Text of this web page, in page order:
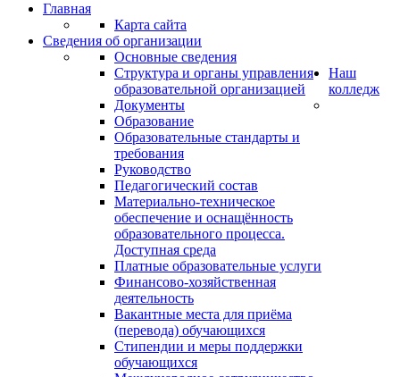
Главная
Карта сайта
Сведения об организации
Основные сведения
Структура и органы управления
образовательной организацией
Документы
Образование
Образовательные стандарты и
требования
Руководство
Педагогический состав
Материально-техническое
обеспечение и оснащённость
образовательного процесса.
Доступная среда
Платные образовательные услуги
Финансово-хозяйственная
деятельность
Вакантные места для приёма
(перевода) обучающихся
Стипендии и меры поддержки
обучающихся
Наш
колледж